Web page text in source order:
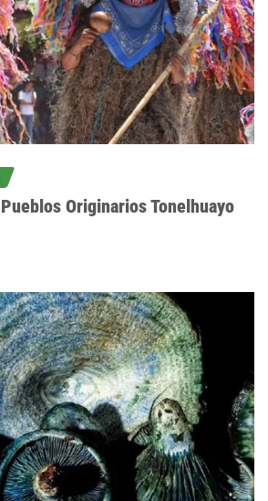
Originarios Tonelhuayo